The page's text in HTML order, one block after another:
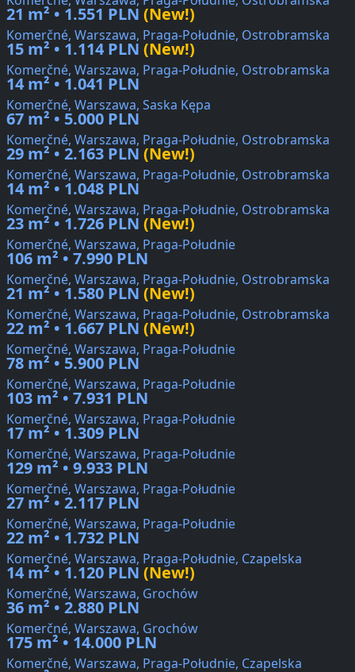
21 m² • 1.551 PLN (New!)
Komerčné, Warszawa, Praga-Południe, Ostrobramska
15 m² • 1.114 PLN (New!)
Komerčné, Warszawa, Praga-Południe, Ostrobramska
14 m² • 1.041 PLN
Komerčné, Warszawa, Saska Kępa
67 m² • 5.000 PLN
Komerčné, Warszawa, Praga-Południe, Ostrobramska
29 m² • 2.163 PLN (New!)
Komerčné, Warszawa, Praga-Południe, Ostrobramska
14 m² • 1.048 PLN
Komerčné, Warszawa, Praga-Południe, Ostrobramska
23 m² • 1.726 PLN (New!)
Komerčné, Warszawa, Praga-Południe
106 m² • 7.990 PLN
Komerčné, Warszawa, Praga-Południe, Ostrobramska
21 m² • 1.580 PLN (New!)
Komerčné, Warszawa, Praga-Południe, Ostrobramska
22 m² • 1.667 PLN (New!)
Komerčné, Warszawa, Praga-Południe
78 m² • 5.900 PLN
Komerčné, Warszawa, Praga-Południe
103 m² • 7.931 PLN
Komerčné, Warszawa, Praga-Południe
17 m² • 1.309 PLN
Komerčné, Warszawa, Praga-Południe
129 m² • 9.933 PLN
Komerčné, Warszawa, Praga-Południe
27 m² • 2.117 PLN
Komerčné, Warszawa, Praga-Południe
22 m² • 1.732 PLN
Komerčné, Warszawa, Praga-Południe, Czapelska
14 m² • 1.120 PLN (New!)
Komerčné, Warszawa, Grochów
36 m² • 2.880 PLN
Komerčné, Warszawa, Grochów
175 m² • 14.000 PLN
Komerčné, Warszawa, Praga-Południe, Czapelska